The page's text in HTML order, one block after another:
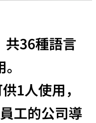
共36種語言
1人使用，
工的公司導